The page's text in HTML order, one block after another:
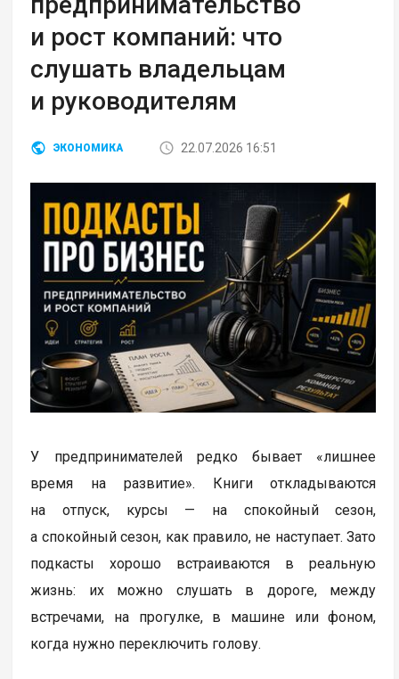
и рост компаний: что
слушать владельцам
и руководителям
ЭКОНОМИКА 22.07.2026 16:51
У предпринимателей редко бывает «лишнее
время на развитие». Книги откладываются
на отпуск, курсы — на спокойный сезон,
а спокойный сезон, как правило, не наступает. Зато
подкасты хорошо встраиваются в реальную
жизнь: их можно слушать в дороге, между
встречами, на прогулке, в машине или фоном,
когда нужно переключить голову.